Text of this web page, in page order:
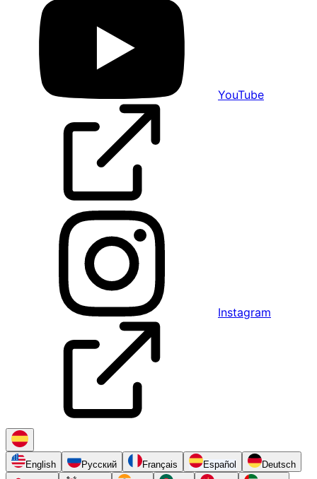
YouTube
Instagram
English Русский Français Español
Deutsch